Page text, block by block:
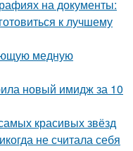
на документы:
к лучшему
медную
новый имидж за 10
красивых звёзд
не считала себя